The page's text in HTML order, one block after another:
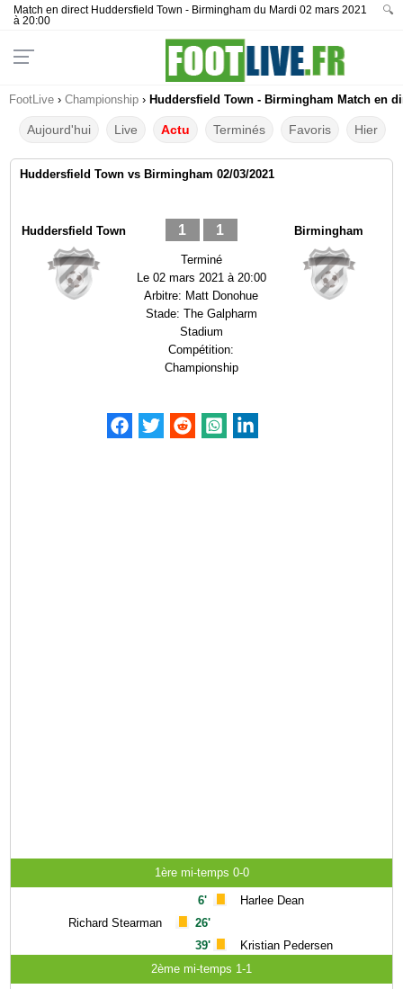
Match en direct Huddersfield Town - Birmingham du Mardi 02 mars 2021
à 20:00
🔍
FootLive › Championship › Huddersfield Town - Birmingham Match en
Aujourd'hui Live Actu Terminés Favoris Hier
Huddersfield Town vs Birmingham 02/03/2021
Huddersfield Town 1 1
Terminé
Le 02 mars 2021 à 20:00
Arbitre: Matt Donohue
Stade: The Galpharm
Stadium
Compétition:
Championship
Birmingham
1ère mi-temps 0-0
Richard Stearman
6'
26'
39'
Harlee Dean
Kristian Pedersen
2ème mi-temps 1-1